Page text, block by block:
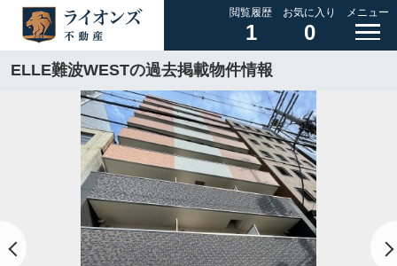
閲覧履歴
1
お気に入り
0
メニュー
ELLE難波WESTの過去掲載物件情報